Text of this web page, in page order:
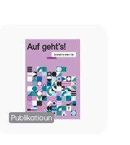
Publikatioun